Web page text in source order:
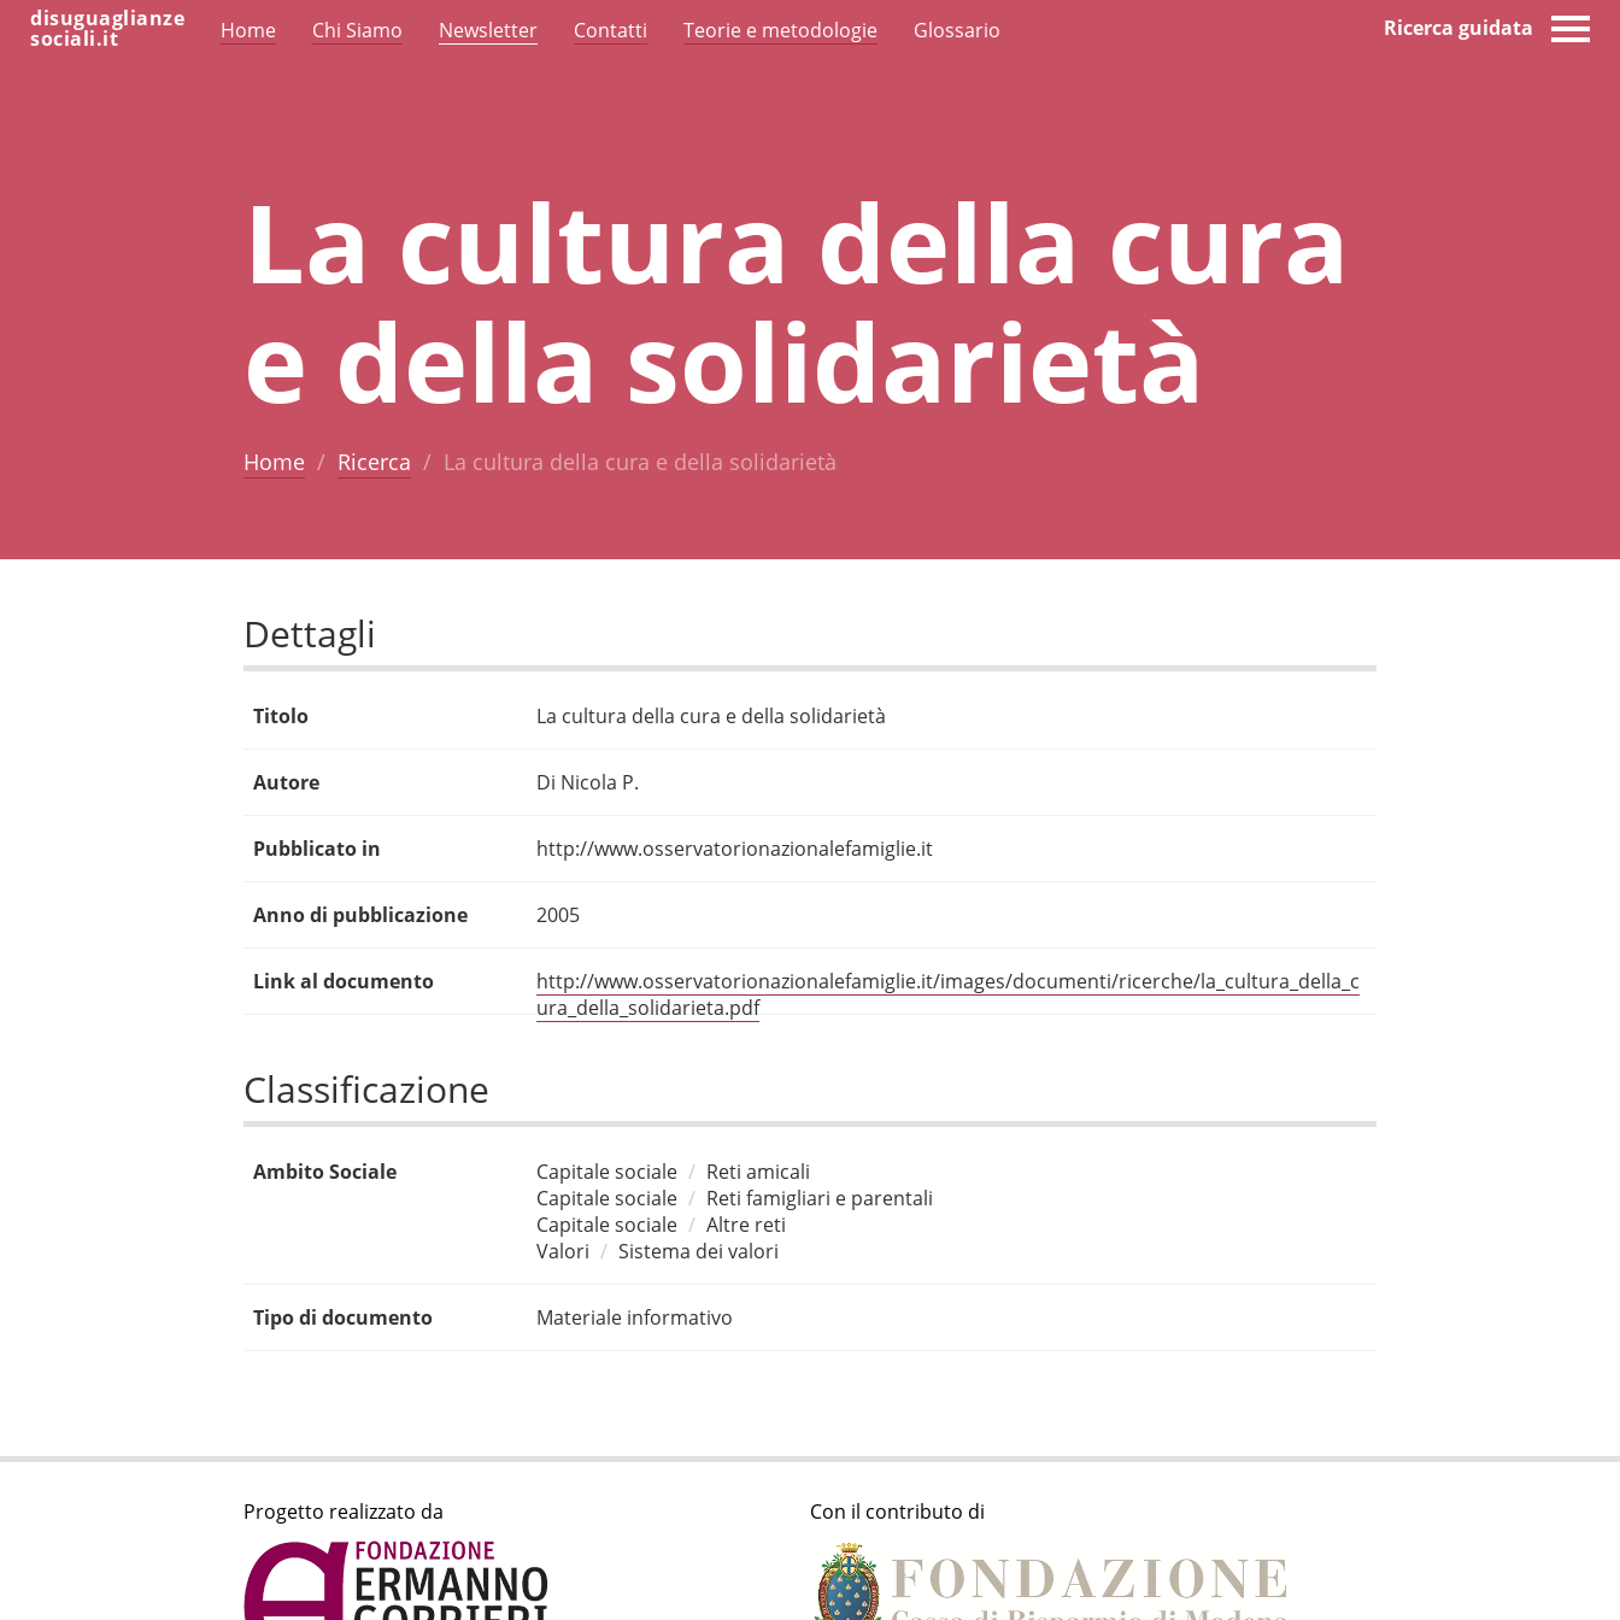
disuguaglianze
sociali.it Home Chi Siamo Newsletter Contatti Teorie e metodologie Glossario Ricerca guidata
La cultura della cura
e della solidarietà
Home Ricerca La cultura della cura e della solidarietà
Dettagli
Titolo La cultura della cura e della solidarietà
Autore Di Nicola P.
Pubblicato in http://www.osservatorionazionalefamiglie.it
Anno di pubblicazione 2005
Link al documento
http://www.osservatorionazionalefamiglie.it/images/documenti/ricerche/la_cultura_della_c
ura_della_solidarieta.pdf
Classificazione
Ambito Sociale Capitale sociale
Reti amicali
Capitale sociale
Reti famigliari e parentali
Capitale sociale
Altre reti
Valori
Sistema dei valori
Tipo di documento Materiale informativo
Progetto realizzato da Con il contributo di